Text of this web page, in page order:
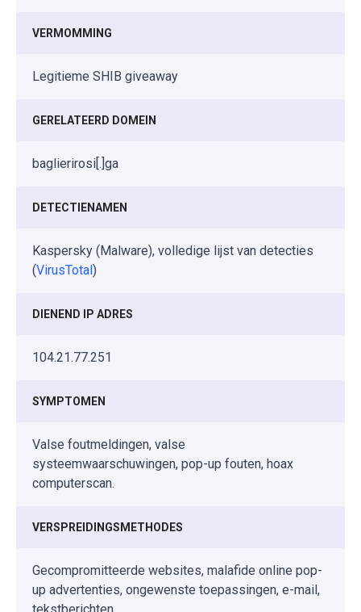
VERMOMMING
Legitieme SHIB giveaway
GERELATEERD DOMEIN
baglierirosi[.]ga
DETECTIENAMEN
Kaspersky (Malware), volledige lijst van detecties
(VirusTotal)
DIENEND IP ADRES
104.21.77.251
SYMPTOMEN
Valse foutmeldingen, valse
systeemwaarschuwingen, pop-up fouten, hoax
computerscan.
VERSPREIDINGSMETHODES
Gecompromitteerde websites, malafide online pop-
up advertenties, ongewenste toepassingen, e-mail,
tekstberichten.